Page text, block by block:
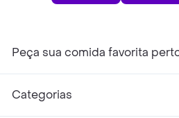
Peça sua comida favorita
Categorias